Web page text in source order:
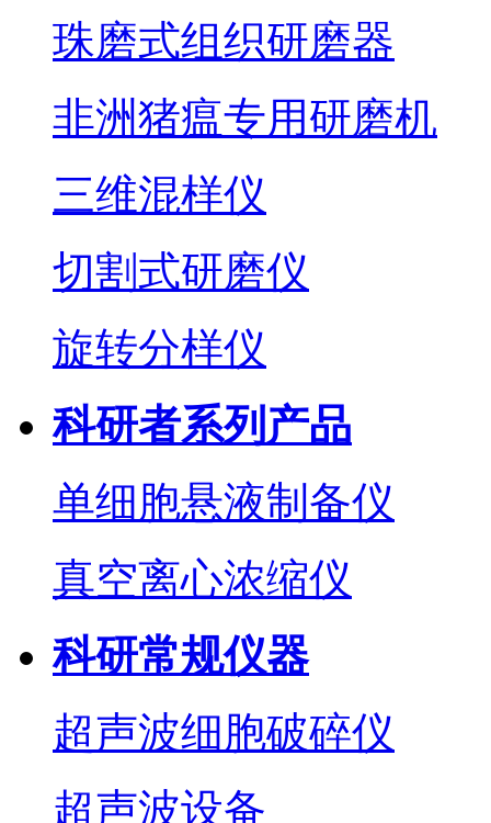
珠磨式组织研磨器
非洲猪瘟专用研磨机
三维混样仪
切割式研磨仪
旋转分样仪
科研者系列产品
单细胞悬液制备仪
真空离心浓缩仪
科研常规仪器
超声波细胞破碎仪
超声波设备